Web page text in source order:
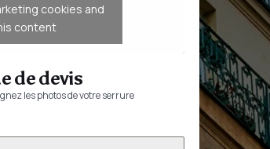
cookies and
content
de devis
les photos de votre serrure